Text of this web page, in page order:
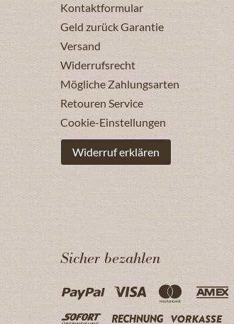
Kontaktformular
Geld zurück Garantie
Versand
Widerrufsrecht
Mögliche Zahlungsarten
Retouren Service
Cookie-Einstellungen
Widerruf erklären
Sicher bezahlen